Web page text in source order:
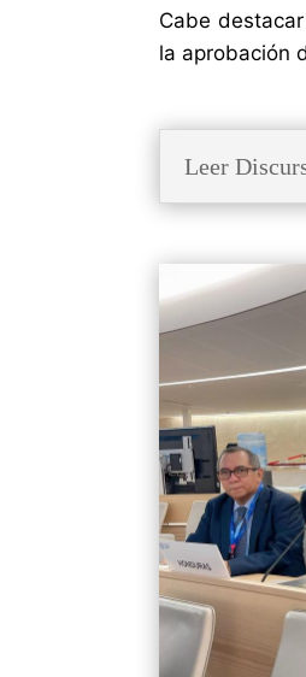
Cabe
la aprobación
Leer